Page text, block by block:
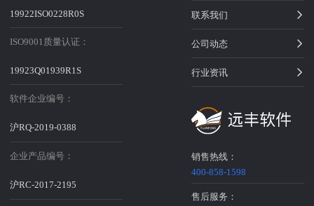
19922ISO0228R0S
ISO9001质量认证：
19923Q01939R1S
软件企业编号：
沪RQ-2019-0388
企业产品编号：
沪RC-2017-2195
联系我们
公司动态
行业资讯
销售热线：
400-858-1598
售后服务：